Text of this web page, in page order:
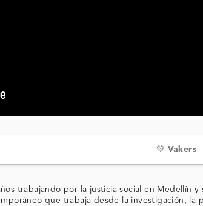
💚 Vakers
trabajando por la justicia social en Medellín y
que trabaja desde la investigación, la